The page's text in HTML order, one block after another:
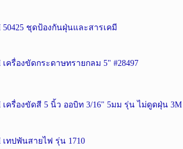
50425 ชุดป้องกันฝุ่นและสารเคมี
เครื่องขัดกระดาษทรายกลม 5" #28497
เครื่องขัดสี 5 นิ้ว ออบิท 3/16" 5มม รุ่น ไม่ดูดฝุ่น 3M
เทปพันสายไฟ รุ่น 1710